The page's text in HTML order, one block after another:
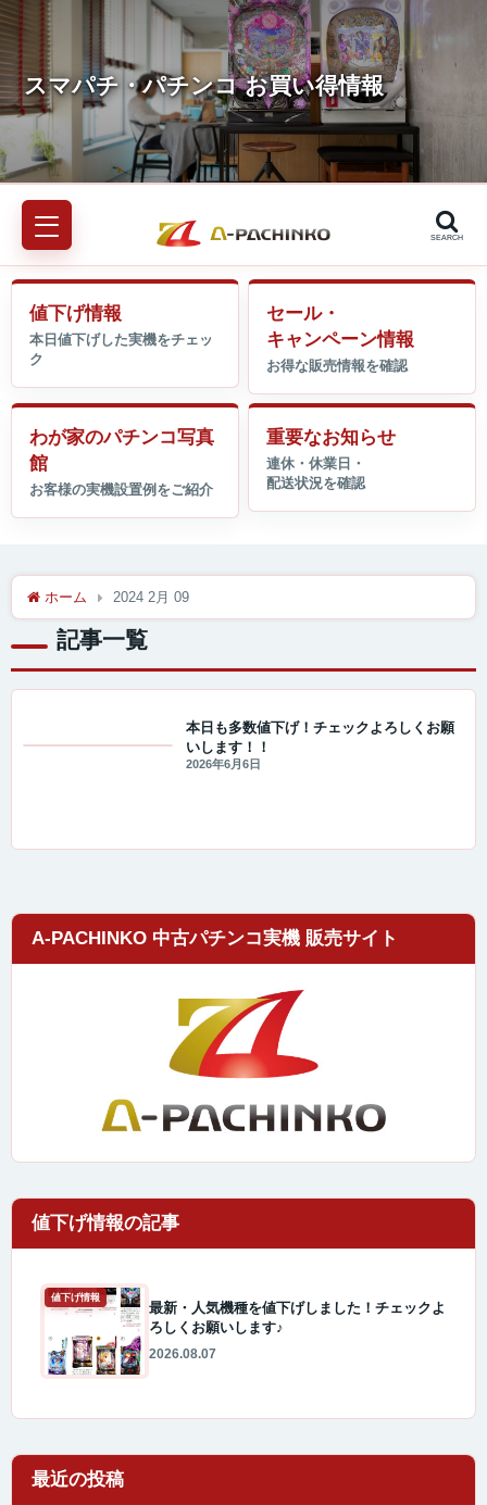
SEARCH
値下げ情報
セール・
キャンペーン情報
わが家のパチンコ写真
館
重要なお知らせ
ホーム 2024 2月 09
記事一覧
本日も多数値下げ！チェックよろしくお願
いします！！
2026年6月6日
A-PACHINKO 中古パチンコ実機 販売サイト
値下げ情報
最新・人気機種を値下げしました！チェックよ
ろしくお願いします♪
2026.08.07
最近の投稿